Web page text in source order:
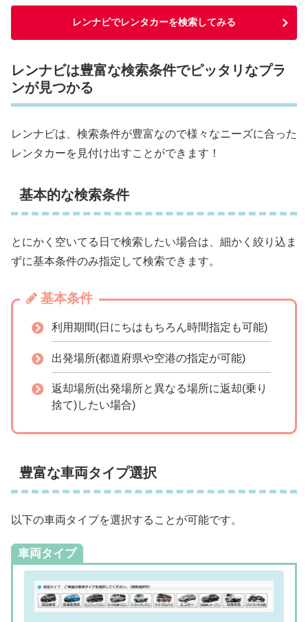
レンナビでレンタカーを検索してみる
レンナビは豊富な検索条件でピッタリなプラ
ンが見つかる
レンナビは、検索条件が豊富なので様々なニーズに合った
レンタカーを見付け出すことができます！
基本的な検索条件
とにかく空いてる日で検索したい場合は、細かく絞り込ま
ずに基本条件のみ指定して検索できます。
基本条件
利用期間(日にちはもちろん時間指定も可能)
出発場所(都道府県や空港の指定が可能)
返却場所(出発場所と異なる場所に返却(乗り
捨て)したい場合)
豊富な車両タイプ選択
以下の車両タイプを選択することが可能です。
車両タイプ